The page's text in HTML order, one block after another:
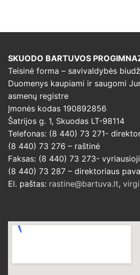
SKUODO BARTUVOS
Teisinė forma – savivaldybės
Duomenys kaupiami ir saugomi
asmenų registre
Įmonės kodas 190892856
Šatrijos g. 1, Skuodas LT-98114
Telefonas: (8 440) 73 271-
(8 440) 73 276 – raštinė
Faksas: (8 440) 73 273-
(8 440) 73 287 – direktoriaus
El. paštas: rastine@bartuva.lt,